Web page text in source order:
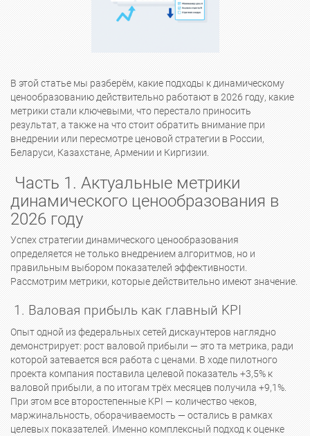
В этой статье мы разберём, какие подходы к динамическому
ценообразованию действительно работают в 2026 году, какие
метрики стали ключевыми, что перестало приносить
результат, а также на что стоит обратить внимание при
внедрении или пересмотре ценовой стратегии в России,
Беларуси, Казахстане, Армении и Киргизии.
Часть 1. Актуальные метрики
динамического ценообразования в
2026 году
Успех стратегии динамического ценообразования
определяется не только внедрением алгоритмов, но и
правильным выбором показателей эффективности.
Рассмотрим метрики, которые действительно имеют значение.
1. Валовая прибыль как главный KPI
Опыт одной из федеральных сетей дискаунтеров наглядно
демонстрирует: рост валовой прибыли — это та метрика, ради
которой затевается вся работа с ценами. В ходе пилотного
проекта компания поставила целевой показатель +3,5% к
валовой прибыли, а по итогам трёх месяцев получила +9,1%.
При этом все второстепенные KPI — количество чеков,
маржинальность, оборачиваемость — остались в рамках
целевых показателей. Именно комплексный подход к оценке